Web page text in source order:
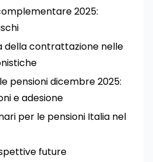
2025:
della contrattazione nelle
pensioni dicembre 2025:
e adesione
per le pensioni Italia nel
future